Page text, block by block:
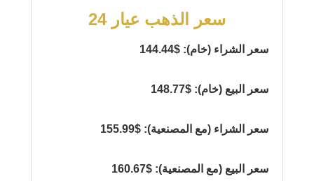
سعر الذهب عيار 24
سعر الشراء (خام): $144.44
سعر البيع (خام): $148.77
سعر الشراء (مع المصنعية): $155.99
سعر البيع (مع المصنعية): $160.67